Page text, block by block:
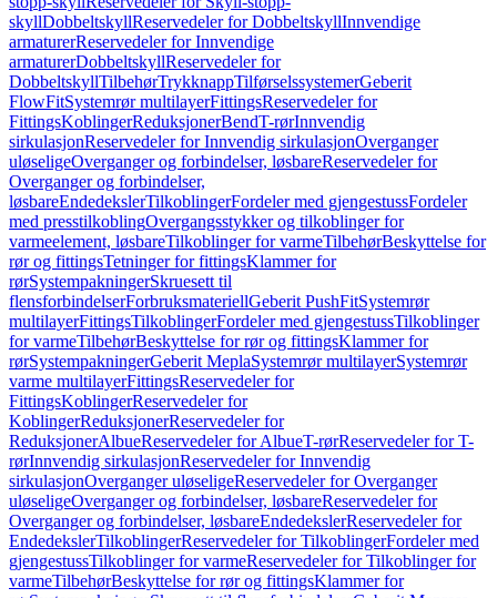
skyllDobbeltskyllReservedeler for DobbeltskyllInnvendige
armaturerReservedeler for Innvendige
armaturerDobbeltskyllReservedeler for
DobbeltskyllTilbehørTrykknappTilførselssystemerGeberit
FlowFitSystemrør multilayerFittingsReservedeler for
FittingsKoblingerReduksjonerBendT-rørInnvendig
sirkulasjonReservedeler for Innvendig sirkulasjonOverganger
uløseligeOverganger og forbindelser, løsbareReservedeler for
Overganger og forbindelser,
løsbareEndedekslerTilkoblingerFordeler med gjengestussFordeler
med presstilkoblingOvergangsstykker og tilkoblinger for
varmeelement, løsbareTilkoblinger for varmeTilbehørBeskyttelse for
rør og fittingsTetninger for fittingsKlammer for
rørSystempakningerSkruesett til
flensforbindelserForbruksmateriellGeberit PushFitSystemrør
multilayerFittingsTilkoblingerFordeler med gjengestussTilkoblinger
for varmeTilbehørBeskyttelse for rør og fittingsKlammer for
rørSystempakningerGeberit MeplaSystemrør multilayerSystemrør
varme multilayerFittingsReservedeler for
FittingsKoblingerReservedeler for
KoblingerReduksjonerReservedeler for
ReduksjonerAlbueReservedeler for AlbueT-rørReservedeler for T-
rørInnvendig sirkulasjonReservedeler for Innvendig
sirkulasjonOverganger uløseligeReservedeler for Overganger
uløseligeOverganger og forbindelser, løsbareReservedeler for
Overganger og forbindelser, løsbareEndedekslerReservedeler for
EndedekslerTilkoblingerReservedeler for TilkoblingerFordeler med
gjengestussTilkoblinger for varmeReservedeler for Tilkoblinger for
varmeTilbehørBeskyttelse for rør og fittingsKlammer for